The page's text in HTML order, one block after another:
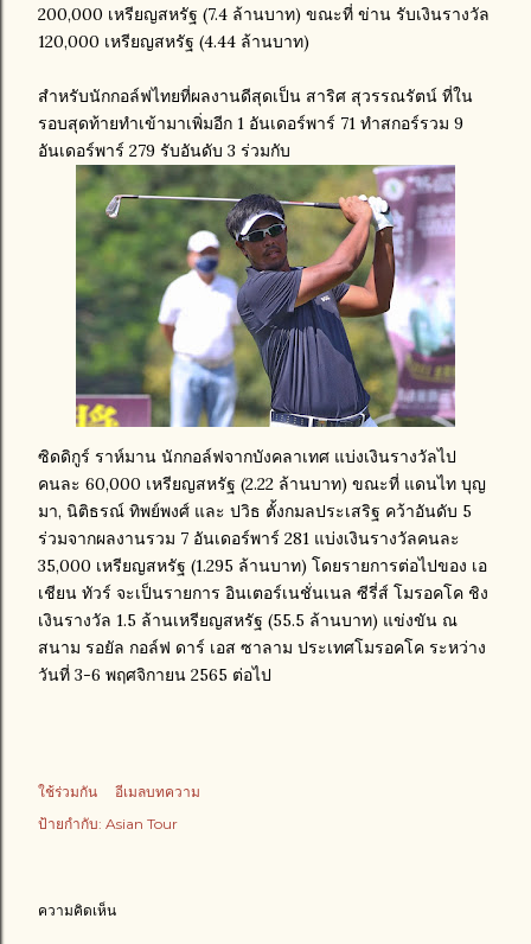
200,000 เหรียญสหรัฐ (7.4 ล้านบาท) ขณะที่ ข่าน รับเงินรางวัล
120,000 เหรียญสหรัฐ (4.44 ล้านบาท)
สำหรับนักกอล์ฟไทยที่ผลงานดีสุดเป็น สาริศ สุวรรณรัตน์ ที่ใน
รอบสุดท้ายทำเข้ามาเพิ่มอีก 1 อันเดอร์พาร์ 71 ทำสกอร์รวม 9
อันเดอร์พาร์ 279 รับอันดับ 3 ร่วมกับ
ซิดดิกูร์ ราห์มาน นักกอล์ฟจากบังคลาเทศ แบ่งเงินรางวัลไป
คนละ 60,000 เหรียญสหรัฐ (2.22 ล้านบาท) ขณะที่ แดนไท บุญ
มา, นิติธรณ์​ ทิพย์พงศ์​ และ ปวิธ ตั้งกมลประเสริฐ คว้าอันดับ 5
ร่วมจากผลงานรวม 7 อันเดอร์พาร์ 281 แบ่งเงินรางวัลคนละ
35,000 เหรียญสหรัฐ (1.295 ล้านบาท) โดยรายการต่อไปของ เอ
เชียน ทัวร์ จะเป็นรายการ อินเตอร์เนชั่นเนล ซีรี่ส์ โมรอคโค ชิง
เงินรางวัล 1.5 ล้านเหรียญสหรัฐ (55.5 ล้านบาท) แข่งขัน ณ
สนาม รอยัล กอล์ฟ ดาร์ เอส ซาลาม ประเทศโมรอคโค ระหว่าง
วันที่ 3-6 พฤศจิกายน 2565 ต่อไป
ใช้ร่วมกัน
อีเมลบทความ
ป้ายกำกับ: Asian Tour
ความคิดเห็น